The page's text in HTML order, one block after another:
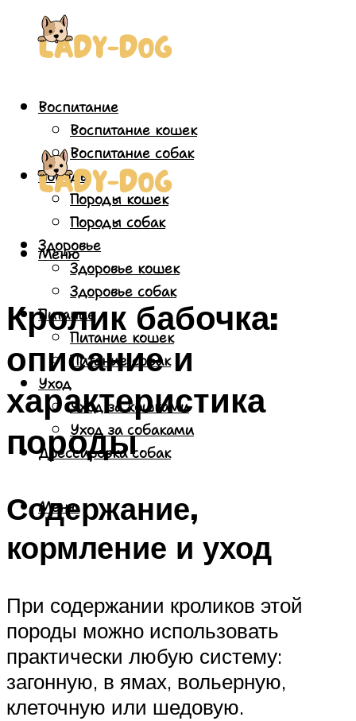
Воспитание
Воспитание кошек
Воспитание собак
Породы
Породы кошек
Породы собак
Здоровье
Здоровье кошек
Здоровье собак
Питание
Питание кошек
Питание собак
Уход
Уход за кошками
Уход за собаками
Дрессировка собак
Меню
Меню
Кролик бабочка:
описание и
характеристика
породы
Содержание,
кормление и уход
При содержании кроликов этой
породы можно использовать
практически любую систему:
загонную, в ямах, вольерную,
клеточную или шедовую.